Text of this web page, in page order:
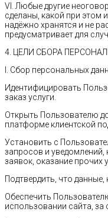
VI. Любые другие
сделаны, какой при этом
надёжно хранятся и не
предусматривает для
4. ЦЕЛИ СБОРА
I. Сбор персональных
Идентифицировать
заказ услуги.
Открыть Пользователю
платформе клиентской
Установить с
запросов и
заявок, оказание прочих
Подтвердить, что
Обеспечить
использовании сайта, за